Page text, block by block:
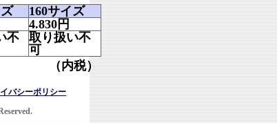
160サイズ
4.830 円
不
取り扱い不
可
（内税）
バシーポリシー